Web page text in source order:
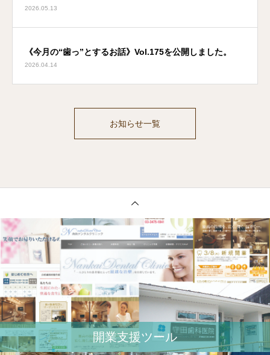
2026.05.13
《今月の“歯っ”とするお話》Vol.175を公開しました。
2026.04.14
お知らせ一覧
開業⽀援ツール